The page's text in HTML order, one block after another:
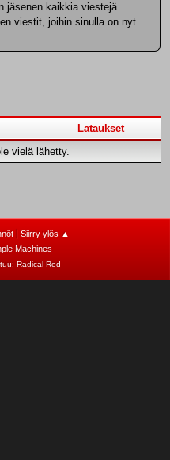
jäsenen kaikkia viestejä.
viestit, joihin sinulla on nyt
Lataukset
vielä lähetty.
|
Siirry ylös ▲
Machines
Radical Red